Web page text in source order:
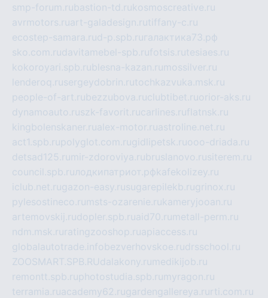
smp-forum.rubastion-td.rukosmoscreative.ru
avrmotors.ruart-galadesign.rutiffany-c.ru
ecostep-samara.rud-p.spb.ru галактика73.рф
sko.com.rudavitamebel-spb.rufotsis.rutesiaes.ru
kokoroyari.spb.rublesna-kazan.ru mossilver.ru
lenderoq.rusergeydobrin.rutochkazvuka.msk.ru
people-of-art.rubezzubova.ruclubtibet.ruorior-aks.ru
dynamoauto.ruszk-favorit.rucarlines.ruflatnsk.ru
kingbolenskaner.rualex-motor.ruastroline.net.ru
act1.spb.rupolyglot.com.rugidlipetsk.ruooo-driada.ru
detsad125.ru mir-zdoroviya.rubruslanovo.rusiterem.ru
council.spb.ruлодкипатриот.рфkafekolizey.ru
iclub.net.rugazon-easy.rusugarepilekb.rugrinox.ru
pylesostineco.ru msts-ozarenie.rukameryjooan.ru
artemovskij.rudopler.spb.ruaid70.ru metall-perm.ru
ndm.msk.ru ratingzooshop.ruapiaccess.ru
globalautotrade.info bezverhovskoe.rudrsschool.ru
ZOOSMART.SPB.RUdalakony.ru medikijob.ru
remontt.spb.ruphotostudia.spb.ru myragon.ru
terramia.ruacademy62.rugardengallereya.ru rti.com.ru